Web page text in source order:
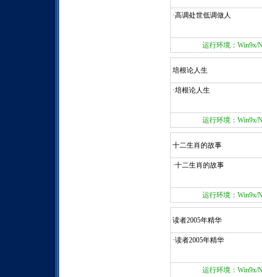
·高调处世低调做人
运行环境：Win9x/
培根论人生
·培根论人生
运行环境：Win9x/
十二生肖的故事
·十二生肖的故事
运行环境：Win9x/
读者2005年精华
·读者2005年精华
运行环境：Win9x/